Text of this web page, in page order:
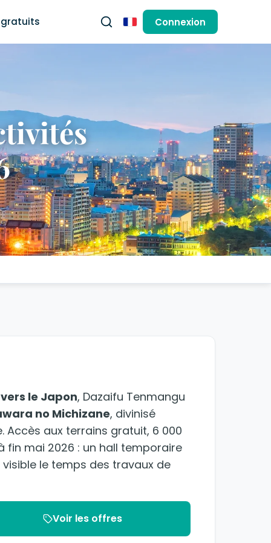
gratuits FrançaisConnexion
le Japon, Dazaifu Tenmangu
no Michizane, divinisé
aux terrains gratuit, 6 000
fin mai 2026 : un hall temporaire
le temps des travaux de
Voir les offres